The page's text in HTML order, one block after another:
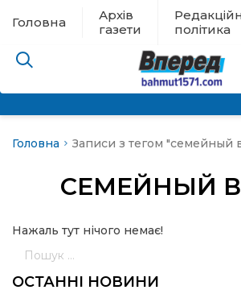
Головна
Архів
газети
політика
евакуації
новини
Головна Записи з тегом "семейный
СЕМЕЙНЫЙ
Нажаль тут нічого немає!
ОСТАННІ НОВИНИ